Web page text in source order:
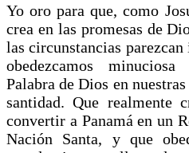
Yo oro para que, como
crea en las promesas de
las circunstancias
obedezcamos
Palabra de Dios en
santidad. Que realmente
convertir a Panamá en un
Nación Santa, y que